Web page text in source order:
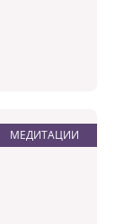
МЕДИТАЦИИ